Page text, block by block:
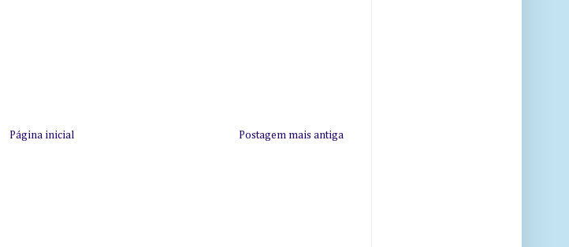
Postagem mais antiga
Página inicial